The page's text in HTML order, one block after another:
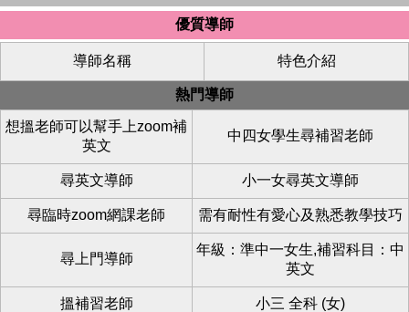
優質導師
導師名稱 特色介紹
熱門導師
想搵老師可以幫手上zoom補
英文
中四女學生尋補習老師
尋英文導師 小一女尋英文導師
尋臨時zoom網課老師 需有耐性有愛心及熟悉教學技巧
尋上門導師
年級：準中一女生,補習科目：中
英文
搵補習老師 小三 全科 (女)